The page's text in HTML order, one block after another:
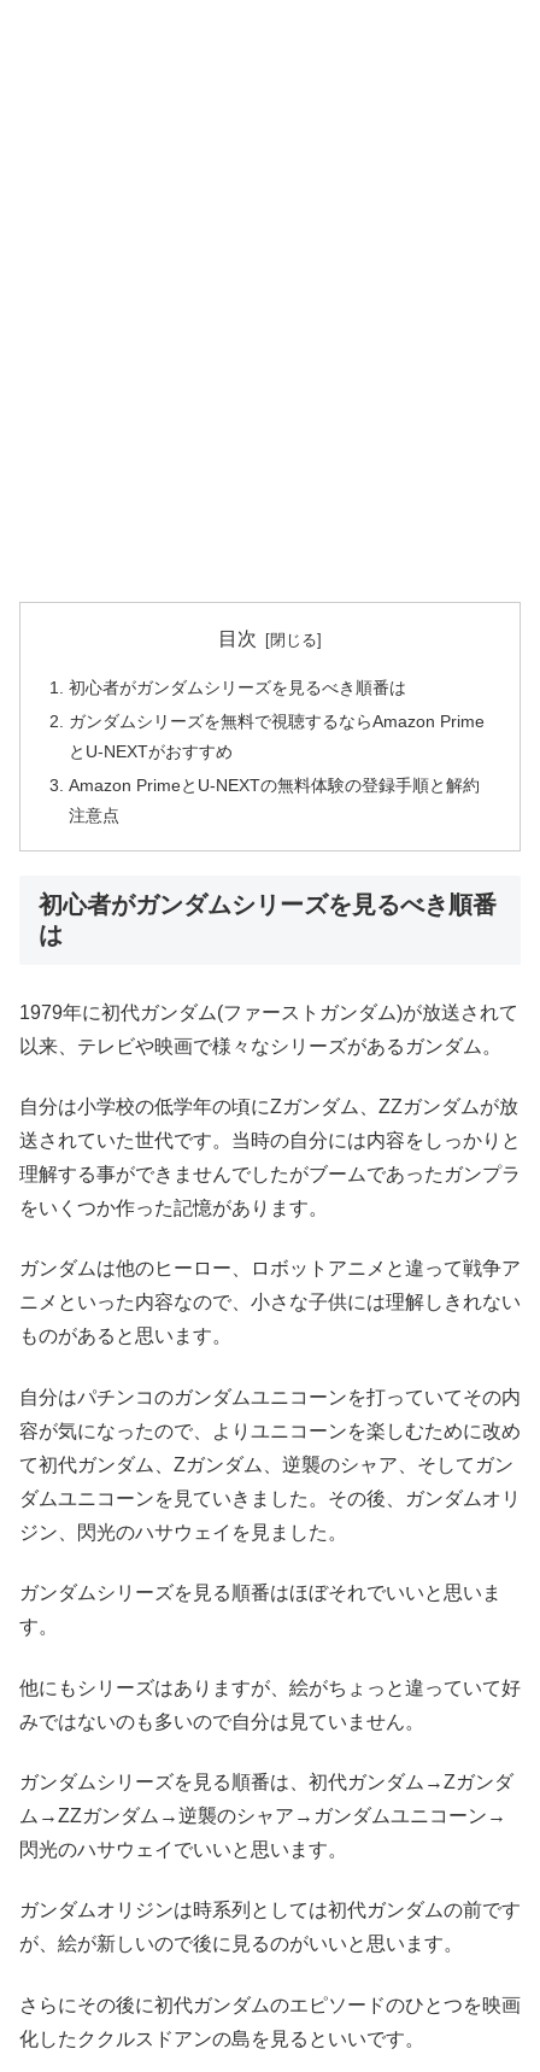
目次
初心者がガンダムシリーズを見るべき順番は
ガンダムシリーズを無料で視聴するならAmazon Prime
とU-NEXTがおすすめ
Amazon PrimeとU-NEXTの無料体験の登録手順と解約
注意点
初心者がガンダムシリーズを見るべき順番
は
1979年に初代ガンダム(ファーストガンダム)が放送されて
以来、テレビや映画で様々なシリーズがあるガンダム。
自分は小学校の低学年の頃にZガンダム、ZZガンダムが放
送されていた世代です。当時の自分には内容をしっかりと
理解する事ができませんでしたがブームであったガンプラ
をいくつか作った記憶があります。
ガンダムは他のヒーロー、ロボットアニメと違って戦争ア
ニメといった内容なので、小さな子供には理解しきれない
ものがあると思います。
自分はパチンコのガンダムユニコーンを打っていてその内
容が気になったので、よりユニコーンを楽しむために改め
て初代ガンダム、Zガンダム、逆襲のシャア、そしてガン
ダムユニコーンを見ていきました。その後、ガンダムオリ
ジン、閃光のハサウェイを見ました。
ガンダムシリーズを見る順番はほぼそれでいいと思いま
す。
他にもシリーズはありますが、絵がちょっと違っていて好
みではないのも多いので自分は見ていません。
ガンダムシリーズを見る順番は、初代ガンダム→Zガンダ
ム→ZZガンダム→逆襲のシャア→ガンダムユニコーン→
閃光のハサウェイでいいと思います。
ガンダムオリジンは時系列としては初代ガンダムの前です
が、絵が新しいので後に見るのがいいと思います。
さらにその後に初代ガンダムのエピソードのひとつを映画
化したククルスドアンの島を見るといいです。